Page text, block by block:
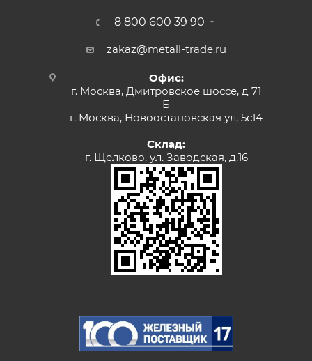
8 800 600 39 90
zakaz@metall-trade.ru
Офис:
г. Москва, Дмитровское шоссе, д 71
Б
г. Москва, Новоостаповская ул, 5с14
Склад:
г. Щелково, ул. Заводская, д.16